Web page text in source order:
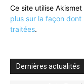
Ce site utilise
plus sur la façon
traitées.
Dernières actualités